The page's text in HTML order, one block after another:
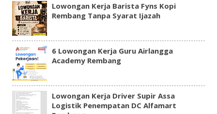
Lowongan Kerja Barista Fyns Kopi
Rembang Tanpa Syarat Ijazah
6 Lowongan Kerja Guru Airlangga
Academy Rembang
Lowongan Kerja Driver Supir Assa
Logistik Penempatan DC Alfamart